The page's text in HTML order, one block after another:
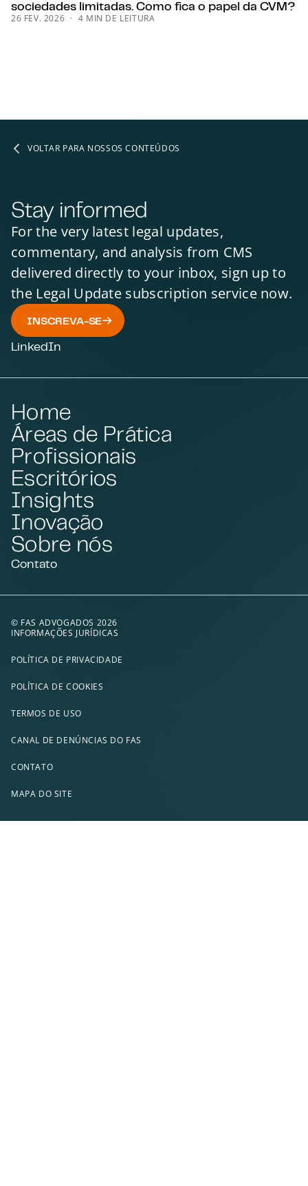
sociedades limitadas. Como fica o papel da CVM?
26 FEV. 2026 4 MIN DE LEITURA
VOLTAR PARA NOSSOS CONTEÚDOS
Stay informed
For the very latest legal updates,
commentary, and analysis from CMS
delivered directly to your inbox, sign up to
the Legal Update subscription service now.
INSCREVA-SE
LinkedIn
Home
Áreas de Prática
Profissionais
Escritórios
Insights
Inovação
Sobre nós
Contato
© FAS ADVOGADOS 2026
INFORMAÇÕES JURÍDICAS
POLÍTICA DE PRIVACIDADE
POLÍTICA DE COOKIES
TERMOS DE USO
CANAL DE DENÚNCIAS DO FAS
CONTATO
MAPA DO SITE